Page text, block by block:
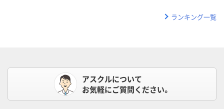
ランキング一覧
アスクルについて
お気軽にご質問ください。